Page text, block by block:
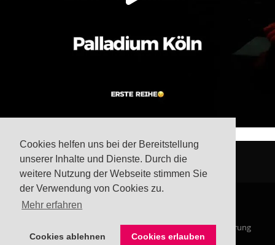
Cookies helfen uns bei der Bereitstellung
unserer Inhalte und Dienste. Durch die
weitere Nutzung der Webseite stimmen Sie
der Verwendung von Cookies zu.
Mehr erfahren
Cookies ablehnen Cookies erlauben
Impressum Datenschutzerklärung